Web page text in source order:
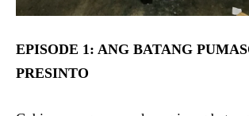
EPISODE 1: ANG BATANG
PRESINTO